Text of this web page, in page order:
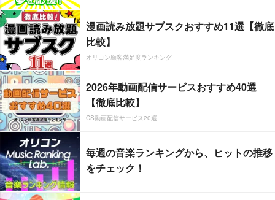
漫画読み放題サブスクおすすめ11選【徹底
比較】
オリコン顧客満足度ランキング
2026年動画配信サービスおすすめ40選
【徹底比較】
CS動画配信サービス20選
毎週の音楽ランキングから、ヒットの推移
をチェック！